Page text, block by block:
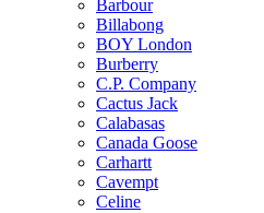
Barbour
Billabong
BOY London
Burberry
C.P. Company
Cactus Jack
Calabasas
Canada Goose
Carhartt
Cavempt
Celine